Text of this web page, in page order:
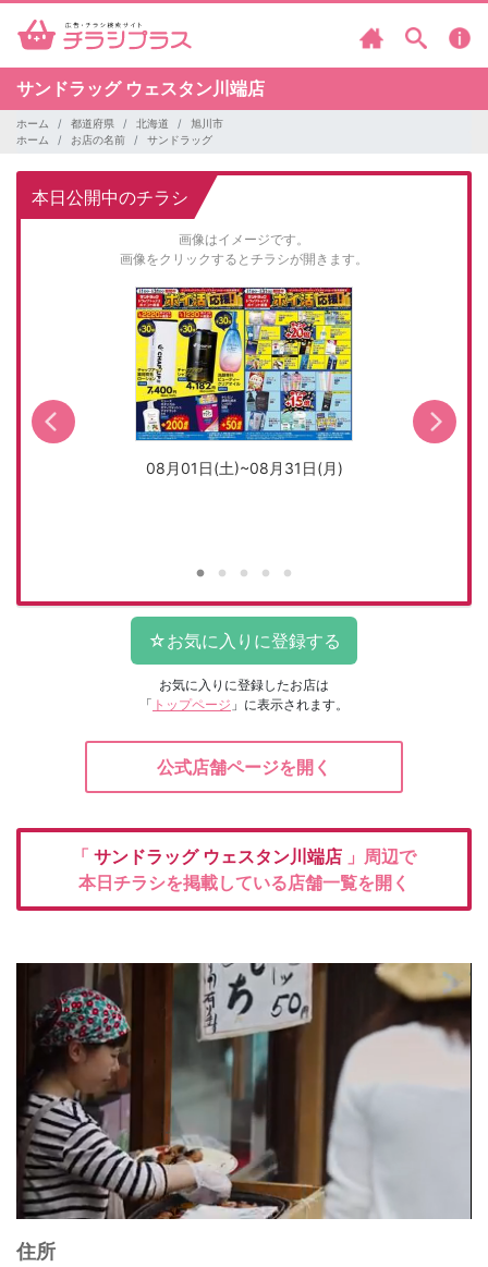
サンドラッグ ウェスタン川端店
ホーム 都道府県 北海道
旭川市
ホーム
お店の名前 サンドラッグ
本日公開中のチラシ
画像はイメージです。
画像をクリックするとチラシが開きます。
08月01日(土)~08月31日(月)
お気に入りに登録したお店は
「 トップページ 」に表示されます。
公式店舗ページを開く
「 サンドラッグ ウェスタン川端店 」周辺で
本日チラシを掲載している店舗一覧を開く
住所